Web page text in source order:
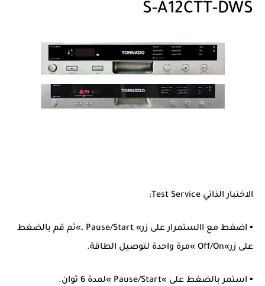
S-A12CTT-DWS
الاختبار الذاتي Test Service:
▪ اضغط مع االستمرار على زر» Pause/Start ،»ثم قم بالضغط
على زر»Off/On »مرة واحدة لتوصيل الطاقة.
▪ استمر بالضغط على »Pause/Start »لمدة 6 ثوان.